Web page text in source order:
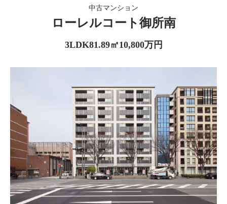
中古マンション
ローレルコート御所南
3LDK81.89㎡10,800万円